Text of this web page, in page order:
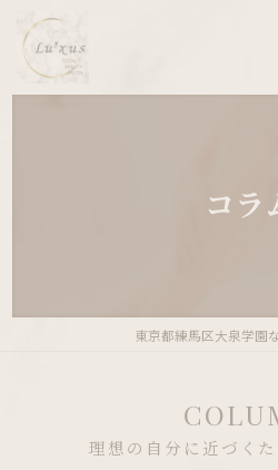
コラ
東京都練馬区大泉学園
理想の自分に近づく